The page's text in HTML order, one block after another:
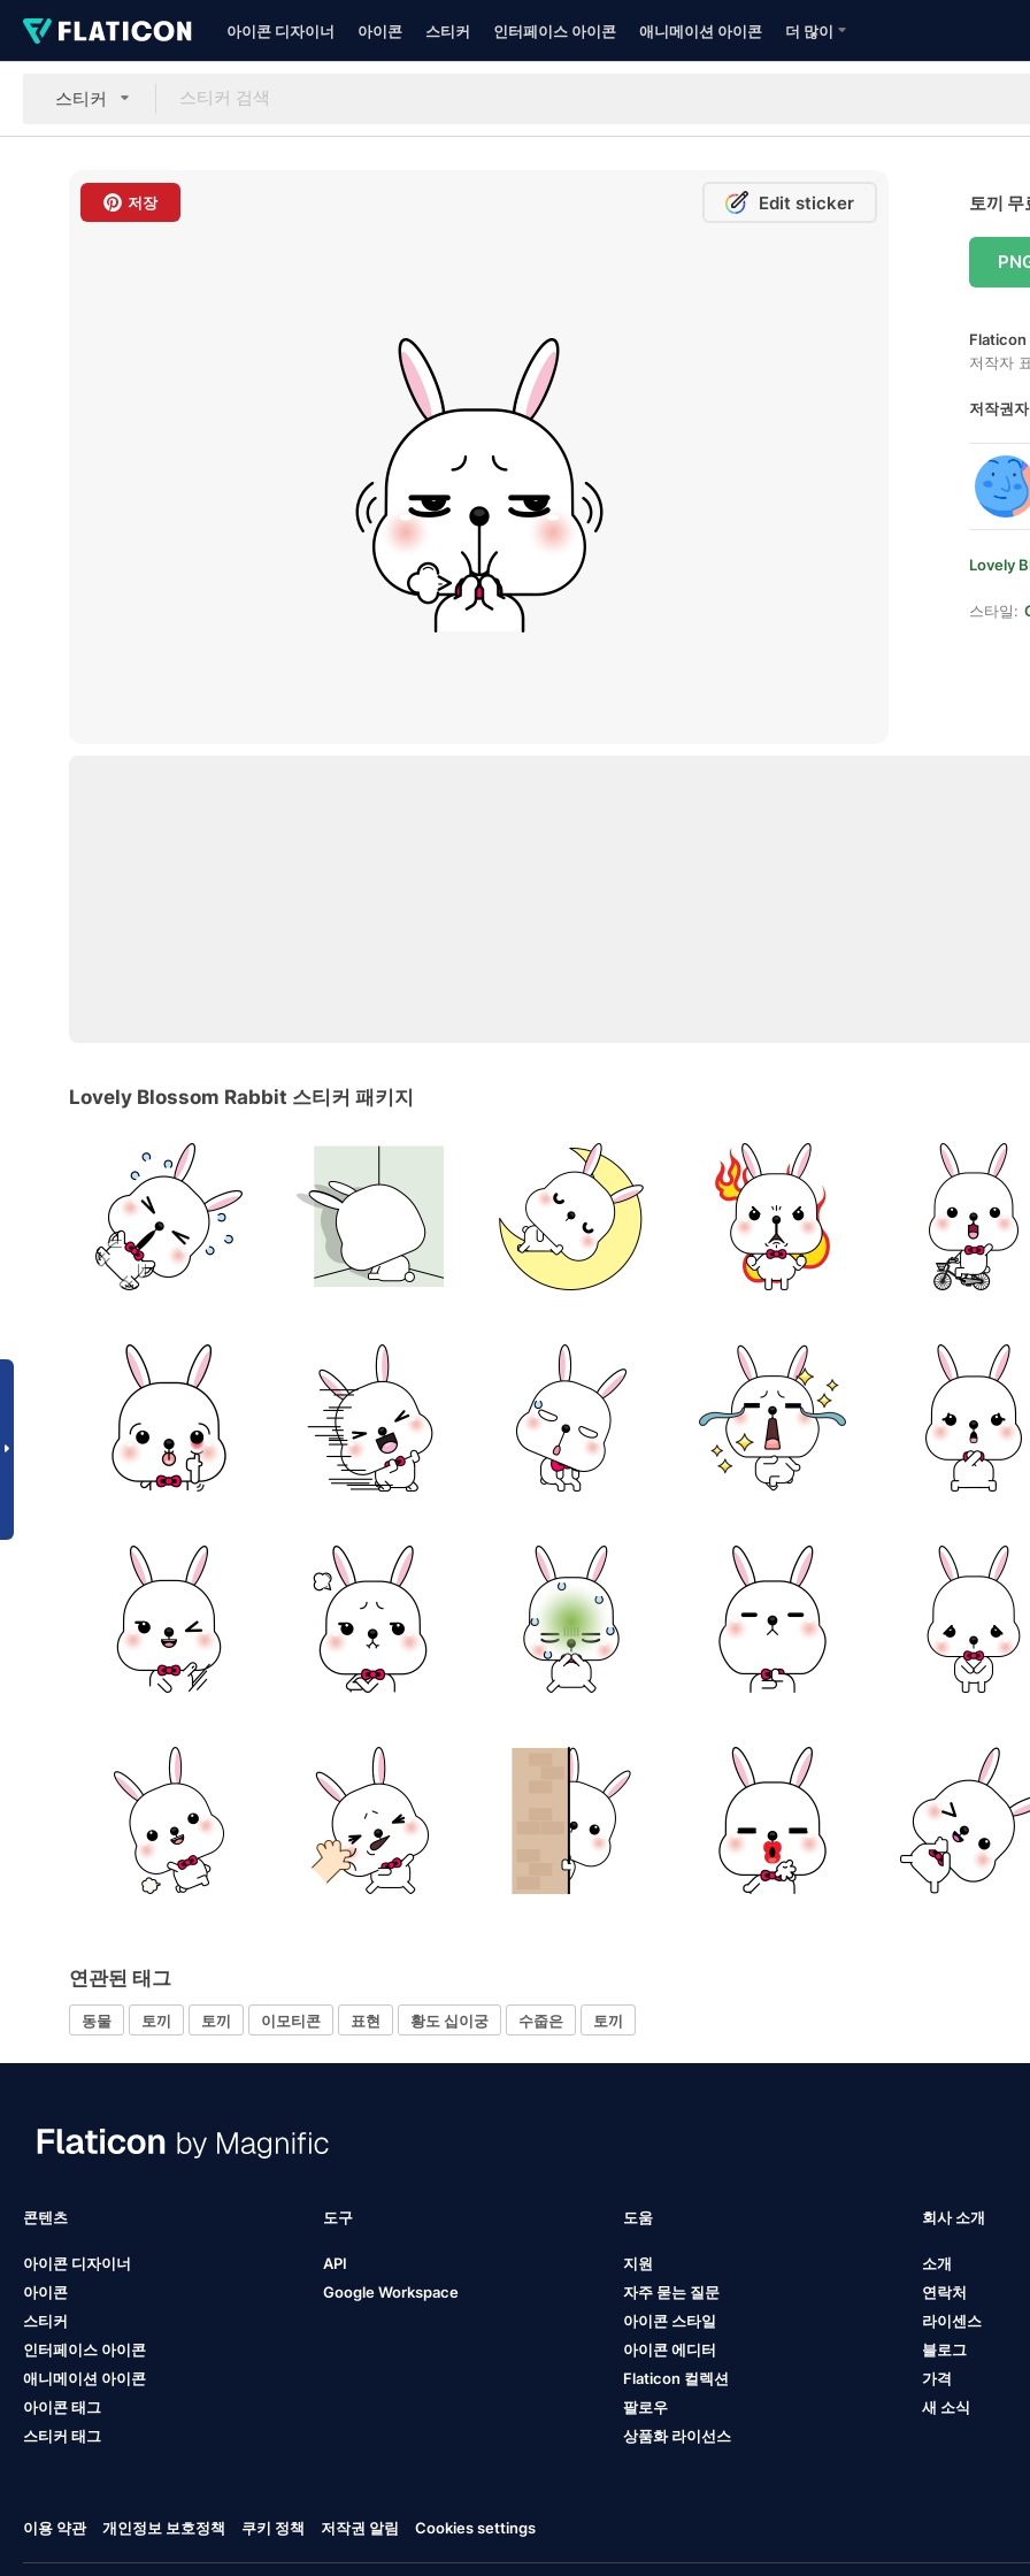
아이콘 디자이너 아이콘 스티커 인터페이스 아이콘 애니메이션 아이콘 더 많이
스티커
저장 Edit sticker 토끼 무
Flaticon
저작자
저작권
Lovely
스타일:
Lovely Blossom Rabbit 스티커 패키지
연관된 태그
동물 토끼 토끼 이모티콘 표현 황도 십이궁 수줍은 토끼
콘텐츠
아이콘 디자이너
아이콘
스티커
인터페이스 아이콘
애니메이션 아이콘
아이콘 태그
스티커 태그
도구
API
Google Workspace
도움
지원
자주 묻는 질문
아이콘 스타일
아이콘 에디터
Flaticon 컬렉션
팔로우
상품화 라이선스
회사 소개
소개
연락처
라이센스
블로그
가격
새 소식
이용 약관 개인정보 보호정책 쿠키 정책 저작권 알림 Cookies settings